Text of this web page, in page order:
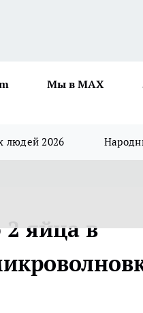
Мы в MAX
людей 2026
яйца в